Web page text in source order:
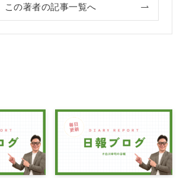
この著者の記事一覧へ